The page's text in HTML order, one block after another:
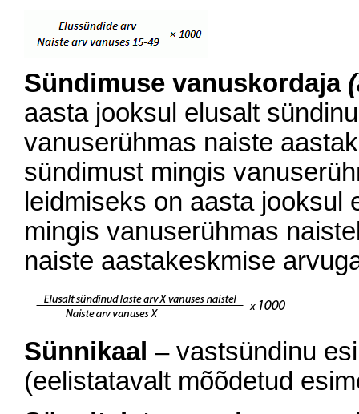
Sündimuse vanuskordaja
aasta jooksul elusalt
vanuserühmas naiste
sündimust mingis
leidmiseks on aasta jooksul
mingis vanuserühmas
naiste aastakeskmise
Sünnikaal – vastsündinu
(eelistatavalt mõõdetud